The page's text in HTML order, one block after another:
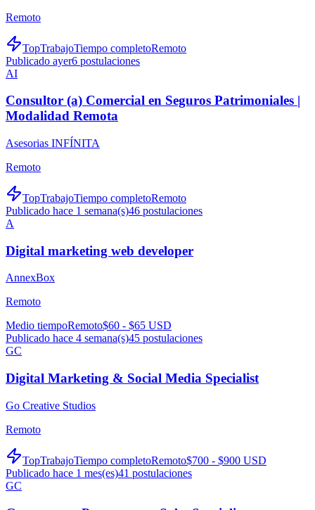
Remoto
TopTrabajoTiempo completoRemoto
Publicado ayer6 postulaciones
AI
Consultor (a) Comercial en Seguros Patrimoniales |
Modalidad Remota
Asesorias INFÍNITA
Remoto
TopTrabajoTiempo completoRemoto
Publicado hace 1 semana(s)46 postulaciones
A
Digital marketing web developer
AnnexBox
Remoto
Medio tiempoRemoto$60 - $65 USD
Publicado hace 4 semana(s)45 postulaciones
GC
Digital Marketing & Social Media Specialist
Go Creative Studios
Remoto
TopTrabajoTiempo completoRemoto$700 - $900 USD
Publicado hace 1 mes(es)41 postulaciones
GC